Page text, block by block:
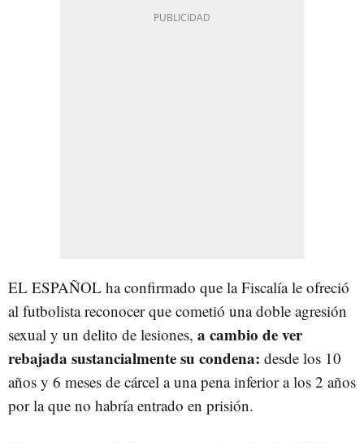
EL ESPAÑOL ha confirmado que la Fiscalía le ofreció
al futbolista reconocer que cometió una doble agresión
sexual y un delito de lesiones, a cambio de ver
rebajada sustancialmente su condena: desde los 10
años y 6 meses de cárcel a una pena inferior a los 2 años
por la que no habría entrado en prisión.